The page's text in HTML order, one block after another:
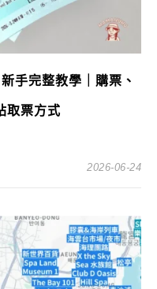
手完整教學｜購票、
取票方式
2026-06-24